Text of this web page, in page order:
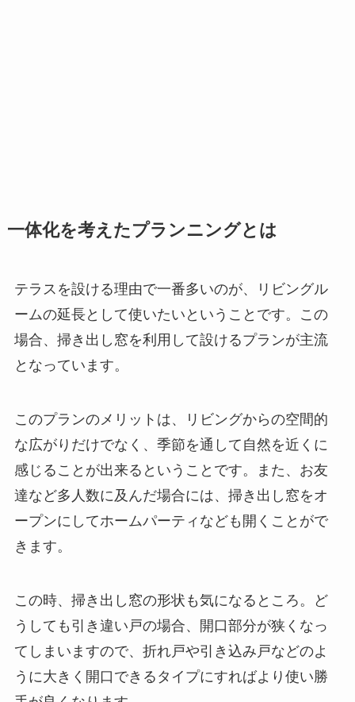
一体化を考えたプランニングとは
テラスを設ける理由で一番多いのが、リビングル
ームの延長として使いたいということです。この
場合、掃き出し窓を利用して設けるプランが主流
となっています。
このプランのメリットは、リビングからの空間的
な広がりだけでなく、季節を通して自然を近くに
感じることが出来るということです。また、お友
達など多人数に及んだ場合には、掃き出し窓をオ
ープンにしてホームパーティなども開くことがで
きます。
この時、掃き出し窓の形状も気になるところ。ど
うしても引き違い戸の場合、開口部分が狭くなっ
てしまいますので、折れ戸や引き込み戸などのよ
うに大きく開口できるタイプにすればより使い勝